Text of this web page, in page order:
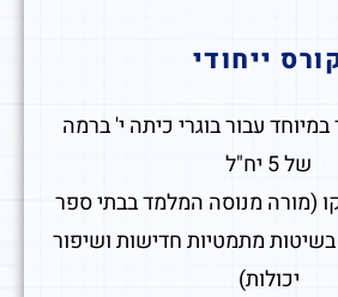
ייחודי
עבור בוגרי כיתה י' ברמה
של 5 יח"ל
(מורה מנוסה המלמד בבתי ספר
מתמטיות חדישות ושיפור
יכולות)